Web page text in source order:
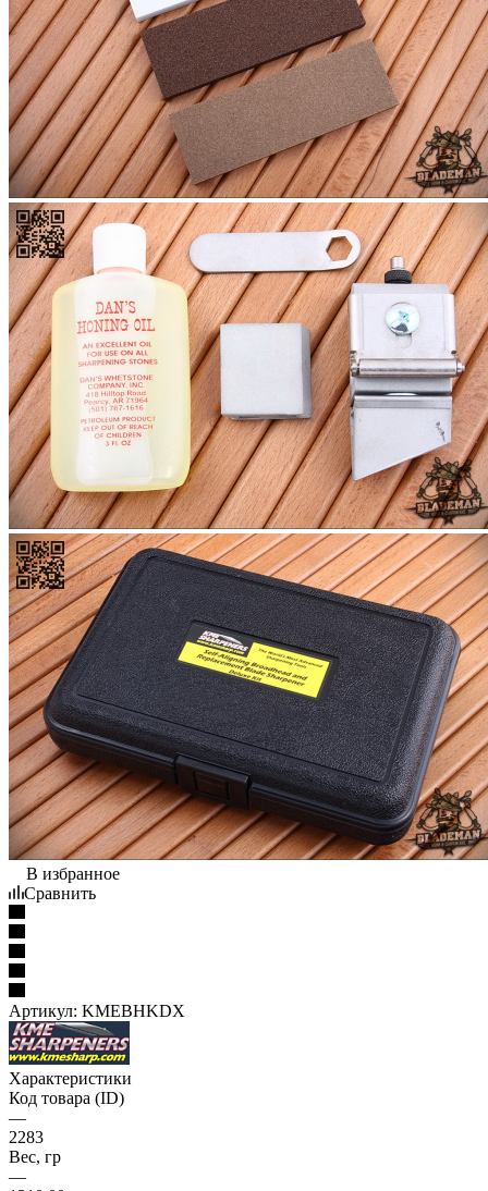
В избранное
Сравнить
Артикул: KMEBHKDX
Характеристики
Код товара (ID)
—
2283
Вес, гр
—